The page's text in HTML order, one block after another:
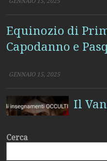
Equinozio di
Capodanno e
GENNAIO 15, 2025
Il
GENNAIO
Cerca